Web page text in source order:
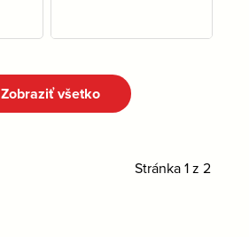
Zobraziť všetko
Stránka 1 z 2